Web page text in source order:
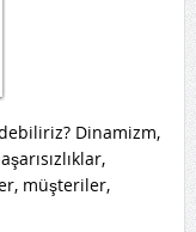
Dinamizm,
müşteriler,